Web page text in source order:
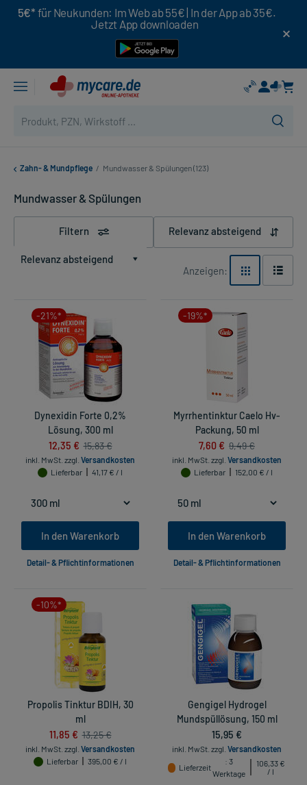
5€* für Neukunden: Im Web ab 55€ | In der App ab 35€.
Jetzt App downloaden
Zahn- & Mundpflege / Mundwasser & Spülungen (123)
Mundwasser & Spülungen
Filtern Relevanz absteigend
Relevanz absteigend
Anzeigen:
-21%*
Dynexidin Forte 0,2%
Lösung, 300 ml
12,35 € 15,83 €
inkl. MwSt. zzgl. Versandkosten
Lieferbar
41,17 € / l
In den Warenkorb
Detail- & Pflichtinformationen
-19%*
Myrrhentinktur Caelo Hv-
Packung, 50 ml
7,60 € 9,49 €
inkl. MwSt. zzgl. Versandkosten
Lieferbar
152,00 € / l
In den Warenkorb
Detail- & Pflichtinformationen
-10%*
Propolis Tinktur BDIH, 30
ml
11,85 € 13,25 €
inkl. MwSt. zzgl. Versandkosten
Lieferbar
395,00 € / l
Gengigel Hydrogel
Mundspüllösung, 150 ml
15,95 €
inkl. MwSt. zzgl. Versandkosten
Lieferzeit
: 3
Werktage
106,33 €
/ l